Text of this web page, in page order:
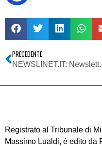
PRECEDENTE
Registrato al Tribunale di
Massimo Lualdi, è edito da